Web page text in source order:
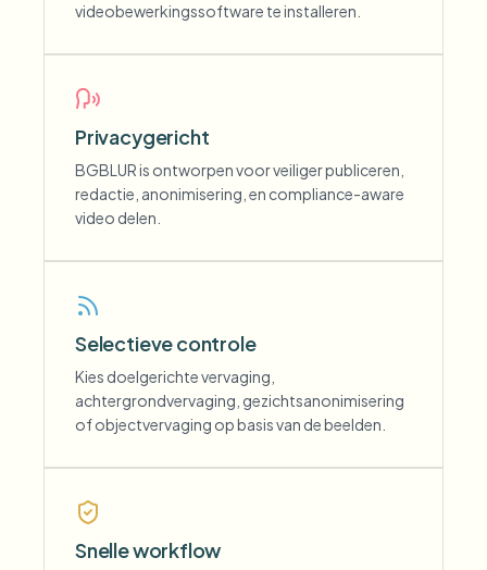
videobewerkingssoftware te installeren.
Privacygericht
BGBLUR is ontworpen voor veiliger publiceren,
redactie, anonimisering, en compliance-aware
video delen.
Selectieve controle
Kies doelgerichte vervaging,
achtergrondvervaging, gezichtsanonimisering
of objectvervaging op basis van de beelden.
Snelle workflow